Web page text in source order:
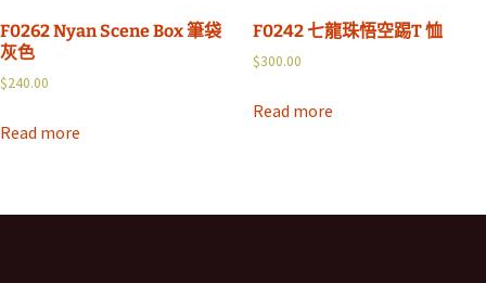
F0262 Nyan Scene Box 筆袋
灰色
$240.00
Read more
F0242 七龍珠悟空踢T 恤
$300.00
Read more